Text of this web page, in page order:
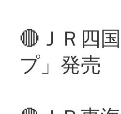
🔴ＪＲ四
プ」発売